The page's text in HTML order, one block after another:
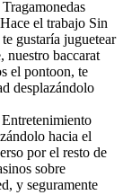
hacia el
por el resto de
sobre
y seguramente